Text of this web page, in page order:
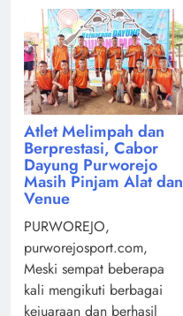
Atlet Melimpah dan
Berprestasi, Cabor
Dayung Purworejo
Masih Pinjam Alat dan
Venue
PURWOREJO,
purworejosport.com,
Meski sempat beberapa
kali mengikuti berbagai
kejuaraan dan berhasil